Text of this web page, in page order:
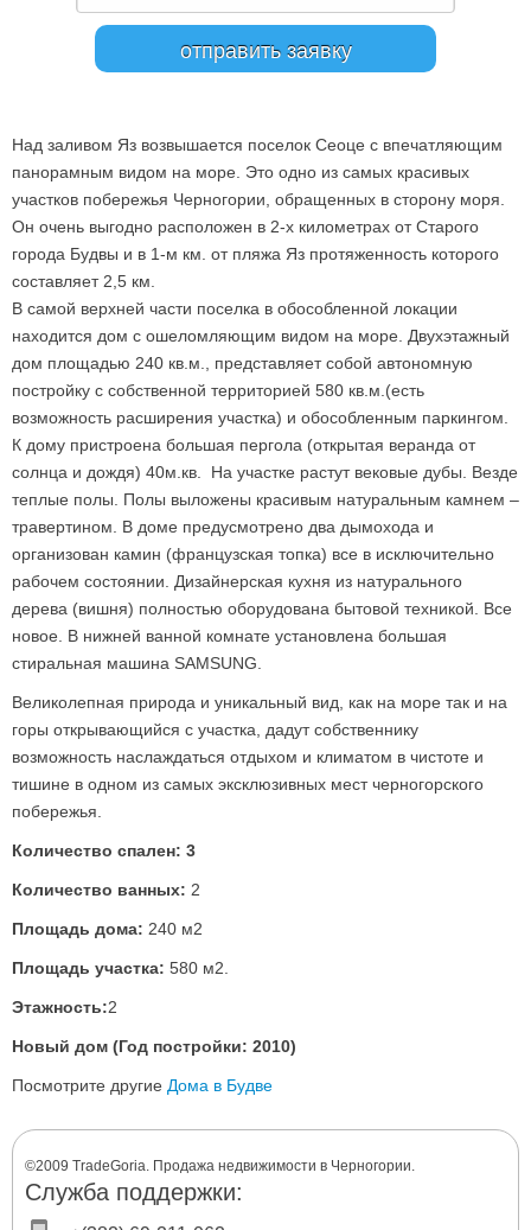
Над заливом Яз возвышается поселок Сеоце с впечатляющим
панорамным видом на море. Это одно из самых красивых
участков побережья Черногории, обращенных в сторону моря.
Он очень выгодно расположен в 2-х километрах от Старого
города Будвы и в 1-м км. от пляжа Яз протяженность которого
соcтавляет 2,5 км.
В самой верхней части поселка в обособленной локации
находится дом с ошеломляющим видом на море. Двухэтажный
дом площадью 240 кв.м., представляет собой автономную
постройку с собственной территорией 580 кв.м.(есть
возможность расширения участка) и обособленным паркингом.
К дому пристроена большая пергола (открытая веранда от
солнца и дождя) 40м.кв. На участке растут вековые дубы. Везде
теплые полы. Полы выложены красивым натуральным камнем –
травертином. В доме предусмотрено два дымохода и
организован камин (французская топка) все в исключительно
рабочем состоянии. Дизайнерская кухня из натурального
дерева (вишня) полностью оборудована бытовой техникой. Все
новое. В нижней ванной комнате установлена большая
стиральная машина SAMSUNG.
Великолепная природа и уникальный вид, как на море так и на
горы открывающийся с участка, дадут собственнику
возможность наслаждаться отдыхом и климатом в чистоте и
тишине в одном из самых эксклюзивных мест черногорского
побережья.
Количество спален: 3
Количество ванных: 2
Площадь дома: 240 м2
Площадь участка: 580 м2.
Этажность:2
Новый дом (Год постройки: 2010)
Посмотрите другие Дома в Будве
©2009 TradeGoria. Продажа недвижимости в Черногории.
Служба поддержки: